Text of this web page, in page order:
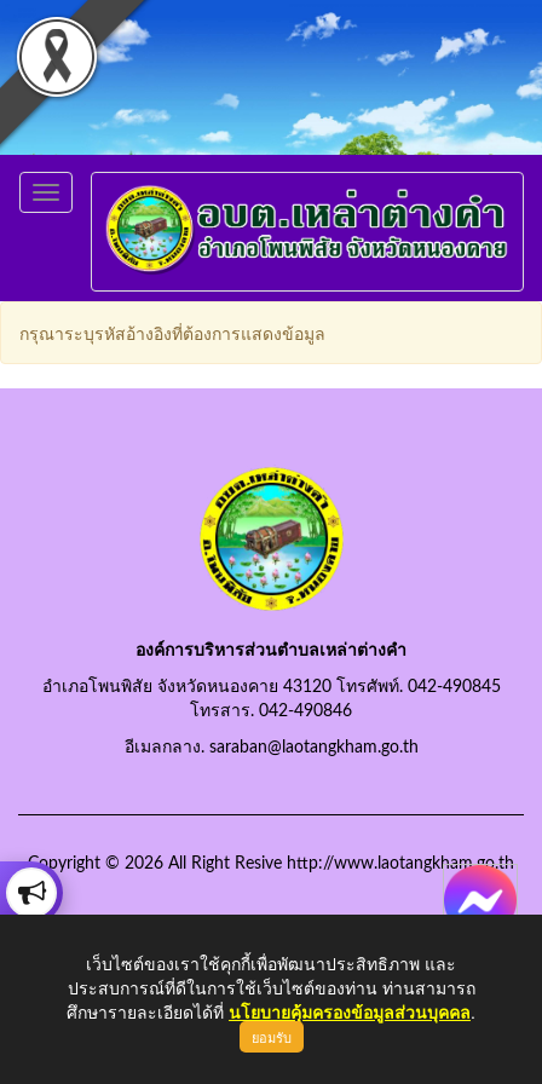
Toggle
navigation
กรุณาระบุรหัสอ้างอิงที่ต้องการแสดงข้อมูล
องค์การบริหารส่วนตำบลเหล่าต่างคำ
อำเภอโพนพิสัย จังหวัดหนองคาย 43120 โทรศัพท์. 042-490845
โทรสาร. 042-490846
อีเมลกลาง. saraban@laotangkham.go.th
Copyright © 2026 All Right Resive http://www.laotangkham.go.th
เว็บไซต์ของเราใช้คุกกี้เพื่อพัฒนาประสิทธิภาพ และ
ประสบการณ์ที่ดีในการใช้เว็บไซต์ของท่าน ท่านสามารถ
ศึกษารายละเอียดได้ที่ นโยบายคุ้มครองข้อมูลส่วนบุคคล.
ยอมรับ